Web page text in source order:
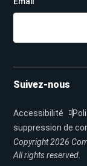
Suivez-nous
Copyright 2026
All rights reserved.
Accessibilité
suppression de